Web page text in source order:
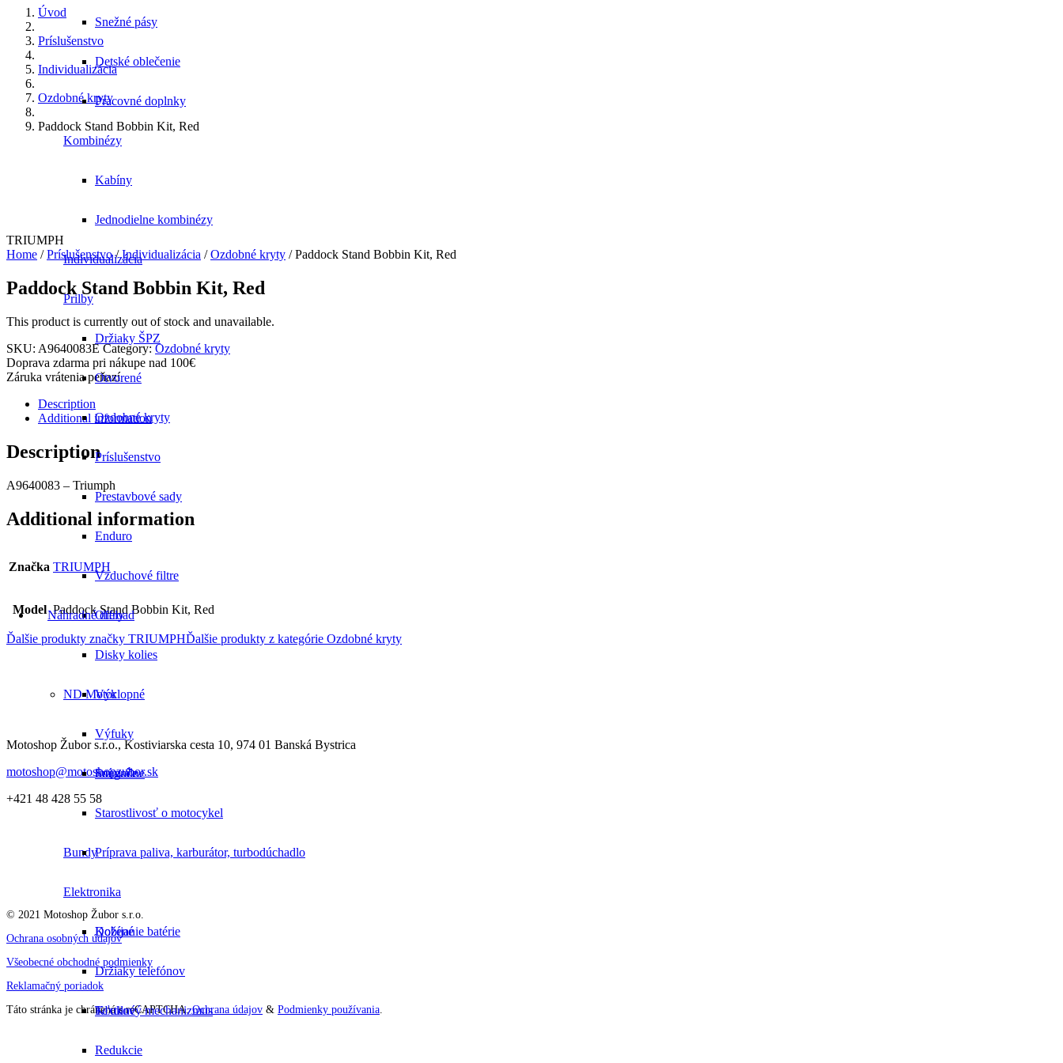
Detské oblečenie
Kombinézy
Jednodielne kombinézy
Prilby
Otvorené
Príslušenstvo
Enduro
Offroad
Výklopné
Integrálne
Bundy
Kožené
Textilné
Snežné pásy
Pracovné doplnky
Kabíny
Individualizácia
Držiaky ŠPZ
Ozdobné kryty
Prestavbové sady
Vzduchové filtre
Disky kolies
Výfuky
Starostlivosť o motocykel
Elektronika
Držiaky telefónov
Redukcie
Náhradné diely
ND Motor
Snímače
Príprava paliva, karburátor, turbodúchadlo
Dobíjanie batérie
Kľukový mechanizmus
Úvod
Príslušenstvo
Individualizácia
Ozdobné kryty
Paddock Stand Bobbin Kit, Red
TRIUMPH
Home /Príslušenstvo/Individualizácia /Ozdobné kryty / Paddock Stand Bobbin Kit, Red
Paddock Stand Bobbin Kit, Red
This product is currently out of stock and unavailable.
SKU: A9640083E Category:Ozdobné kryty
Doprava zdarma pri nákupe nad 100€
Záruka vrátenia peňazí
Description
Additional information
Description
A9640083 – Triumph
Additional information
Značka TRIUMPH
Model Paddock Stand Bobbin Kit, Red
Ďalšie produkty značky TRIUMPHĎalšie produkty z kategórie Ozdobné kryty
Motoshop Žubor s.r.o., Kostiviarska cesta 10, 974 01 Banská Bystrica
motoshop@motoshopzubor.sk
+421 48 428 55 58
© 2021 Motoshop Žubor s.r.o.
Ochrana osobných údajov
Všeobecné obchodné podmienky
Reklamačný poriadok
Táto stránka je chránená s reCAPTCHA.Ochrana údajov & Podmienky používania.